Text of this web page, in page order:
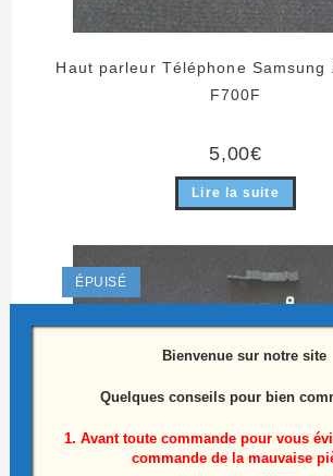
Haut parleur Téléphone Samsung
F700F
5,00€
Lire la suite
ÉPUISÉ
Bienvenue sur notre site
Quelques conseils pour bien
1. Avant toute commande pour vous
commande de la mauvaise